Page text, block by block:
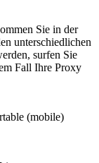
Sie in der
unterschiedlichen
surfen Sie
Fall Ihre Proxy
(mobile)